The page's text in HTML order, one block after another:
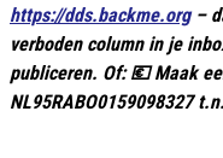
https://dds.backme.org–
verboden column in je
publiceren. Of: 💶 Maak
NL95RABO0159098327